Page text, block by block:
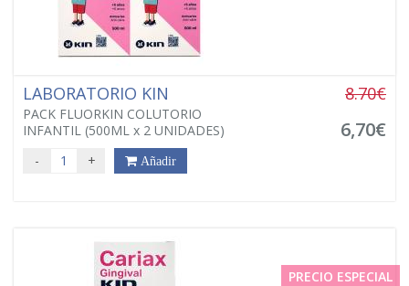
LABORATORIO KIN
PACK FLUORKIN COLUTORIO
INFANTIL (500ML x 2 UNIDADES)
8.70€
6,70€
- + Añadir
PRECIO ESPECIAL